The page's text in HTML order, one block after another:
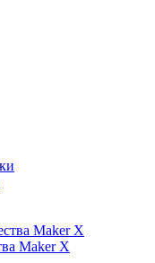
Maker X